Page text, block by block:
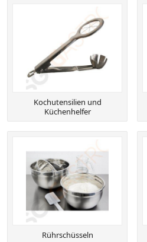
Kochutensilien und
Küchenhelfer
Rührschüsseln